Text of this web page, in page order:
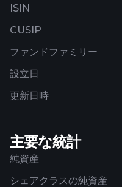
ISIN
CUSIP
ファンドファミリー
設立日
更新日時
主要な統計
純資産
シェアクラスの純資産